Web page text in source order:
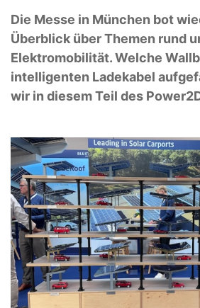
Die Messe in München bot
Überblick über Themen rund
Elektromobilität. Welche
intelligenten Ladekabel
wir in diesem Teil des